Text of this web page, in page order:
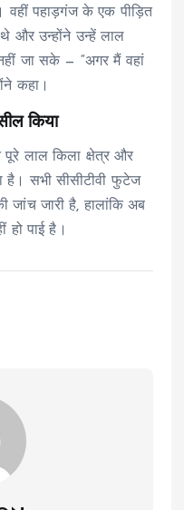
वहीं पहाड़गंज के एक पीड़ित
और उन्होंने उन्हें लाल
जा सके — “अगर मैं वहां
कहा।
किया
लाल किला क्षेत्र और
है। सभी सीसीटीवी फुटेज
जारी है, हालांकि अब
हो पाई है।